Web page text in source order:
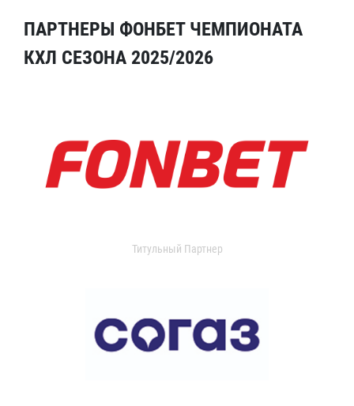
ПАРТНЕРЫ ФОНБЕТ ЧЕМПИОНАТА
КХЛ СЕЗОНА 2025/2026
Титульный Партнер